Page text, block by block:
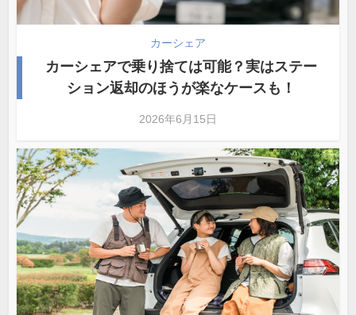
カーシェア
カーシェアで乗り捨ては可能？実はステー
ション返却のほうが楽なケースも！
2026年6月15日